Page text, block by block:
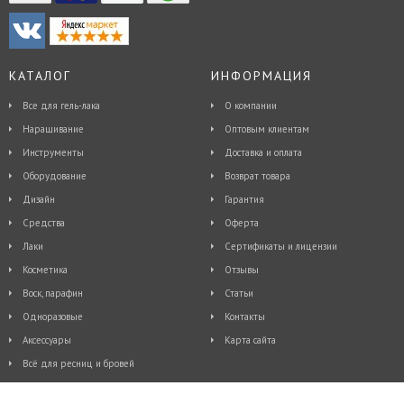
КАТАЛОГ
Все для гель-лака
Наращивание
Инструменты
Оборудование
Дизайн
Средства
Лаки
Косметика
Воск, парафин
Одноразовые
Аксессуары
Всё для ресниц и бровей
ИНФОРМАЦИЯ
О компании
Оптовым клиентам
Доставка и оплата
Возврат товара
Гарантия
Оферта
Сертификаты и лицензии
Отзывы
Статьи
Контакты
Карта сайта